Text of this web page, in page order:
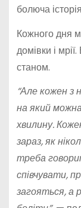
болюча
Кожного дня
домівки і
станом.
“Але кожен з
на який
хвилину.
зараз, як
треба
співчувати,
загояться, а